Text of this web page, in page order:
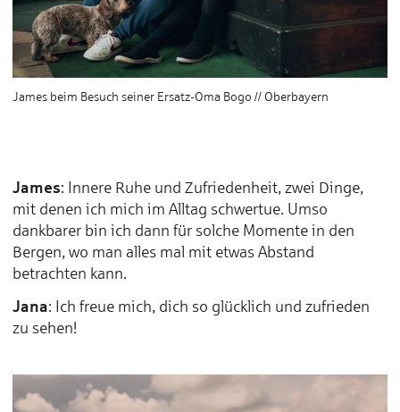
James beim Besuch seiner Ersatz-Oma Bogo // Oberbayern
James: Innere Ruhe und Zufriedenheit, zwei Dinge,
mit denen ich mich im Alltag schwertue. Umso
dankbarer bin ich dann für solche Momente in den
Bergen, wo man alles mal mit etwas Abstand
betrachten kann.
Jana: Ich freue mich, dich so glücklich und zufrieden
zu sehen!